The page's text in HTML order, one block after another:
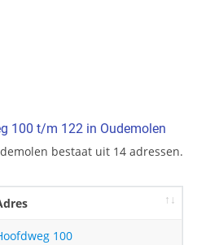
100 t/m 122 in Oudemolen
bestaat uit 14 adressen.
100